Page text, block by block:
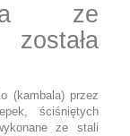
ze
(kambala) przez
ściśniętych
ze stali